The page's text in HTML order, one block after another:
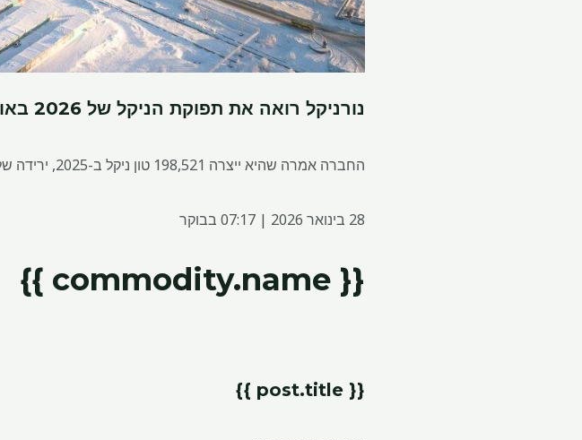
נורניקל רואה את תפוקת הניקל של 2026 באופן כללי בקנה אחד עם השנה הקודמת
החברה אמרה שהיא ייצרה 198,521 טון ניקל ב-2025, ירידה של 3% מהשנה הקודמת.
28 בינואר 2026 | 07:17 בבוקר
{{ commodity.name }}
{{ post.title }}